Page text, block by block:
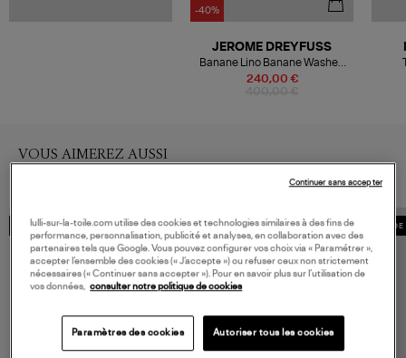
-40%
240,00 €
JEROME DREYFUSS
Banane Lino Banane Washed
Jean'S
VOUS AIMEREZ AUSSI
MADE IN EUROPE
lulli-sur-la-toile.com utilise des cookies et technologies similaires à des fins de
performance, personnalisation, publicité et analyses, en collaboration avec des
partenaires tels que Google. Vous pouvez configurer vos choix via « Paramétrer »,
accepter l’ensemble des cookies (« J’accepte ») ou refuser ceux non strictement
nécessaires (« Continuer sans accepter »). Pour en savoir plus sur l’utilisation de
vos données, consulter notre politique de cookies
Paramètres des cookies Autoriser tous les cookies
Continuer sans accepter